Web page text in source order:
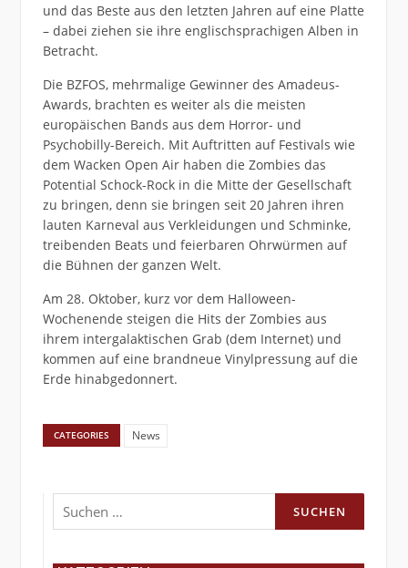
und das Beste aus den letzten Jahren auf eine Platte
– dabei ziehen sie ihre englischsprachigen Alben in
Betracht.
Die BZFOS, mehrmalige Gewinner des Amadeus-
Awards, brachten es weiter als die meisten
europäischen Bands aus dem Horror- und
Psychobilly-Bereich. Mit Auftritten auf Festivals wie
dem Wacken Open Air haben die Zombies das
Potential Schock-Rock in die Mitte der Gesellschaft
zu bringen, denn sie bringen seit 20 Jahren ihren
lauten Karneval aus Verkleidungen und Schminke,
treibenden Beats und feierbaren Ohrwürmen auf
die Bühnen der ganzen Welt.
Am 28. Oktober, kurz vor dem Halloween-
Wochenende steigen die Hits der Zombies aus
ihrem intergalaktischen Grab (dem Internet) und
kommen auf eine brandneue Vinylpressung auf die
Erde hinabgedonnert.
CATEGORIES News
Suchen
nach: